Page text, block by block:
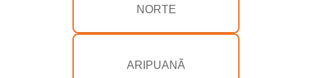
NORTE
ARIPUANÃ